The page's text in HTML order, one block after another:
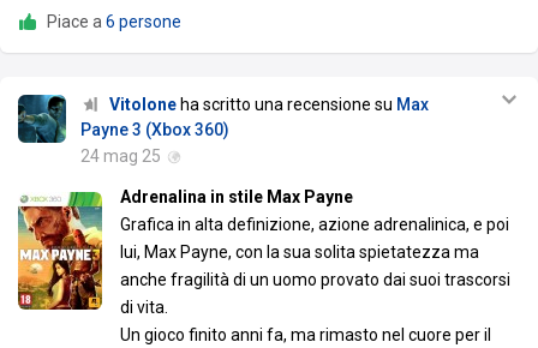
Piace a 6 persone
Vitolone ha scritto una recensione su Max
Payne 3 (Xbox 360)
24 mag 25
Adrenalina in stile Max Payne
Grafica in alta definizione, azione adrenalinica, e poi
lui, Max Payne, con la sua solita spietatezza ma
anche fragilità di un uomo provato dai suoi trascorsi
di vita.
Un gioco finito anni fa, ma rimasto nel cuore per il